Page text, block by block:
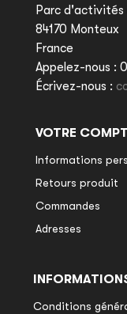
Parc d'activités
84170 Monteux
France
Appelez-nous :
Écrivez-nous :
VOTRE
Informations
Retours produit
Commandes
Adresses
Conditions